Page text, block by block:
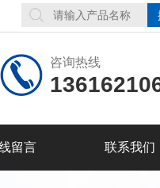
咨询热线
留言 联系我们